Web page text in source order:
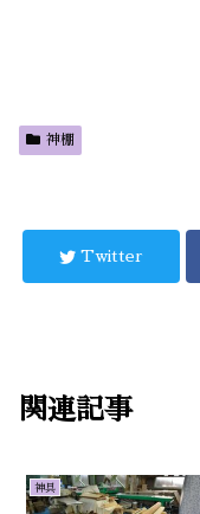
神棚
Twitter
関連記事
神具